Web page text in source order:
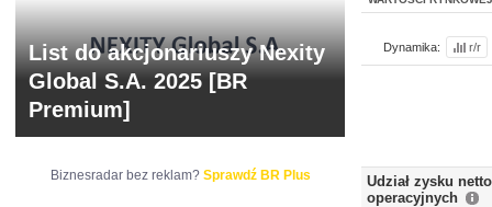
Dynamika: r/r
Udział zysku
operacyjnych
List do akcjonariuszy Nexity
Global S.A. 2025 [BR
Premium]
Biznesradar bez reklam? Sprawdź BR Plus